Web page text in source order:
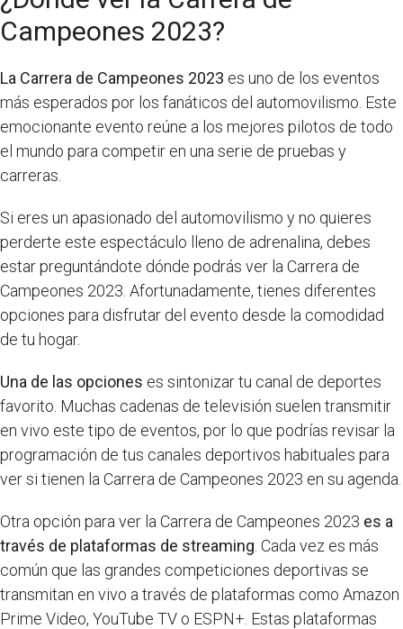
Campeones 2023?
La Carrera de Campeones 2023 es uno de los eventos
más esperados por los fanáticos del automovilismo. Este
emocionante evento reúne a los mejores pilotos de todo
el mundo para competir en una serie de pruebas y
carreras.
Si eres un apasionado del automovilismo y no quieres
perderte este espectáculo lleno de adrenalina, debes
estar preguntándote dónde podrás ver la Carrera de
Campeones 2023. Afortunadamente, tienes diferentes
opciones para disfrutar del evento desde la comodidad
de tu hogar.
Una de las opciones es sintonizar tu canal de deportes
favorito. Muchas cadenas de televisión suelen transmitir
en vivo este tipo de eventos, por lo que podrías revisar la
programación de tus canales deportivos habituales para
ver si tienen la Carrera de Campeones 2023 en su agenda.
Otra opción para ver la Carrera de Campeones 2023 es a
través de plataformas de streaming . Cada vez es más
común que las grandes competiciones deportivas se
transmitan en vivo a través de plataformas como Amazon
Prime Video, YouTube TV o ESPN+. Estas plataformas